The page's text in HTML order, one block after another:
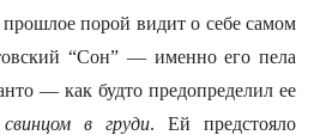
порой видит о себе самом
“Сон” — именно его пела
— как будто предопределил ее
в груди. Ей предстояло